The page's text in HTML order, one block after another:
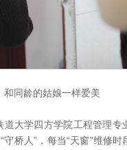
和同龄的姑娘一样爱美
大学四方学院工程管理专
桥人”，每当“天窗”维修